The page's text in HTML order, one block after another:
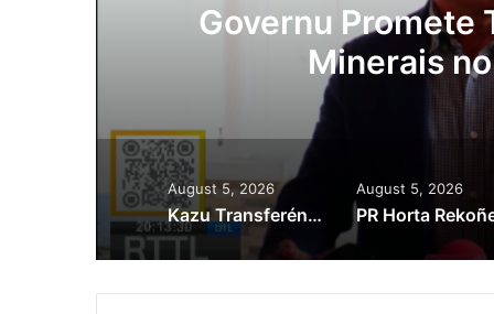
Governu Promete Tau
Minerais no Setór
August 5, 2026
Kazu Transferénsia Osan Millaun 42 Husi Singapura, Advogadu Sei Halo Rekursu
August 5, 2026